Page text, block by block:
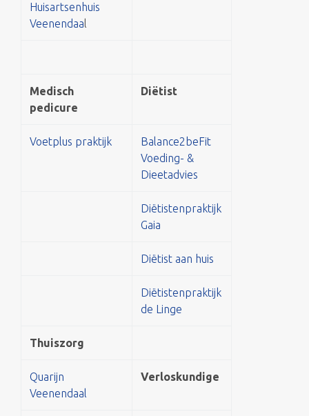
Huisartsenhuis
Veenendaal
Medisch
pedicure
Diëtist
Voetplus praktijk
Balance2beFit
Voeding- &
Dieetadvies
Diëtistenpraktijk
Gaia
Diëtist aan huis
Diëtistenpraktijk
de Linge
Thuiszorg
Quarijn
Veenendaal
Verloskundige